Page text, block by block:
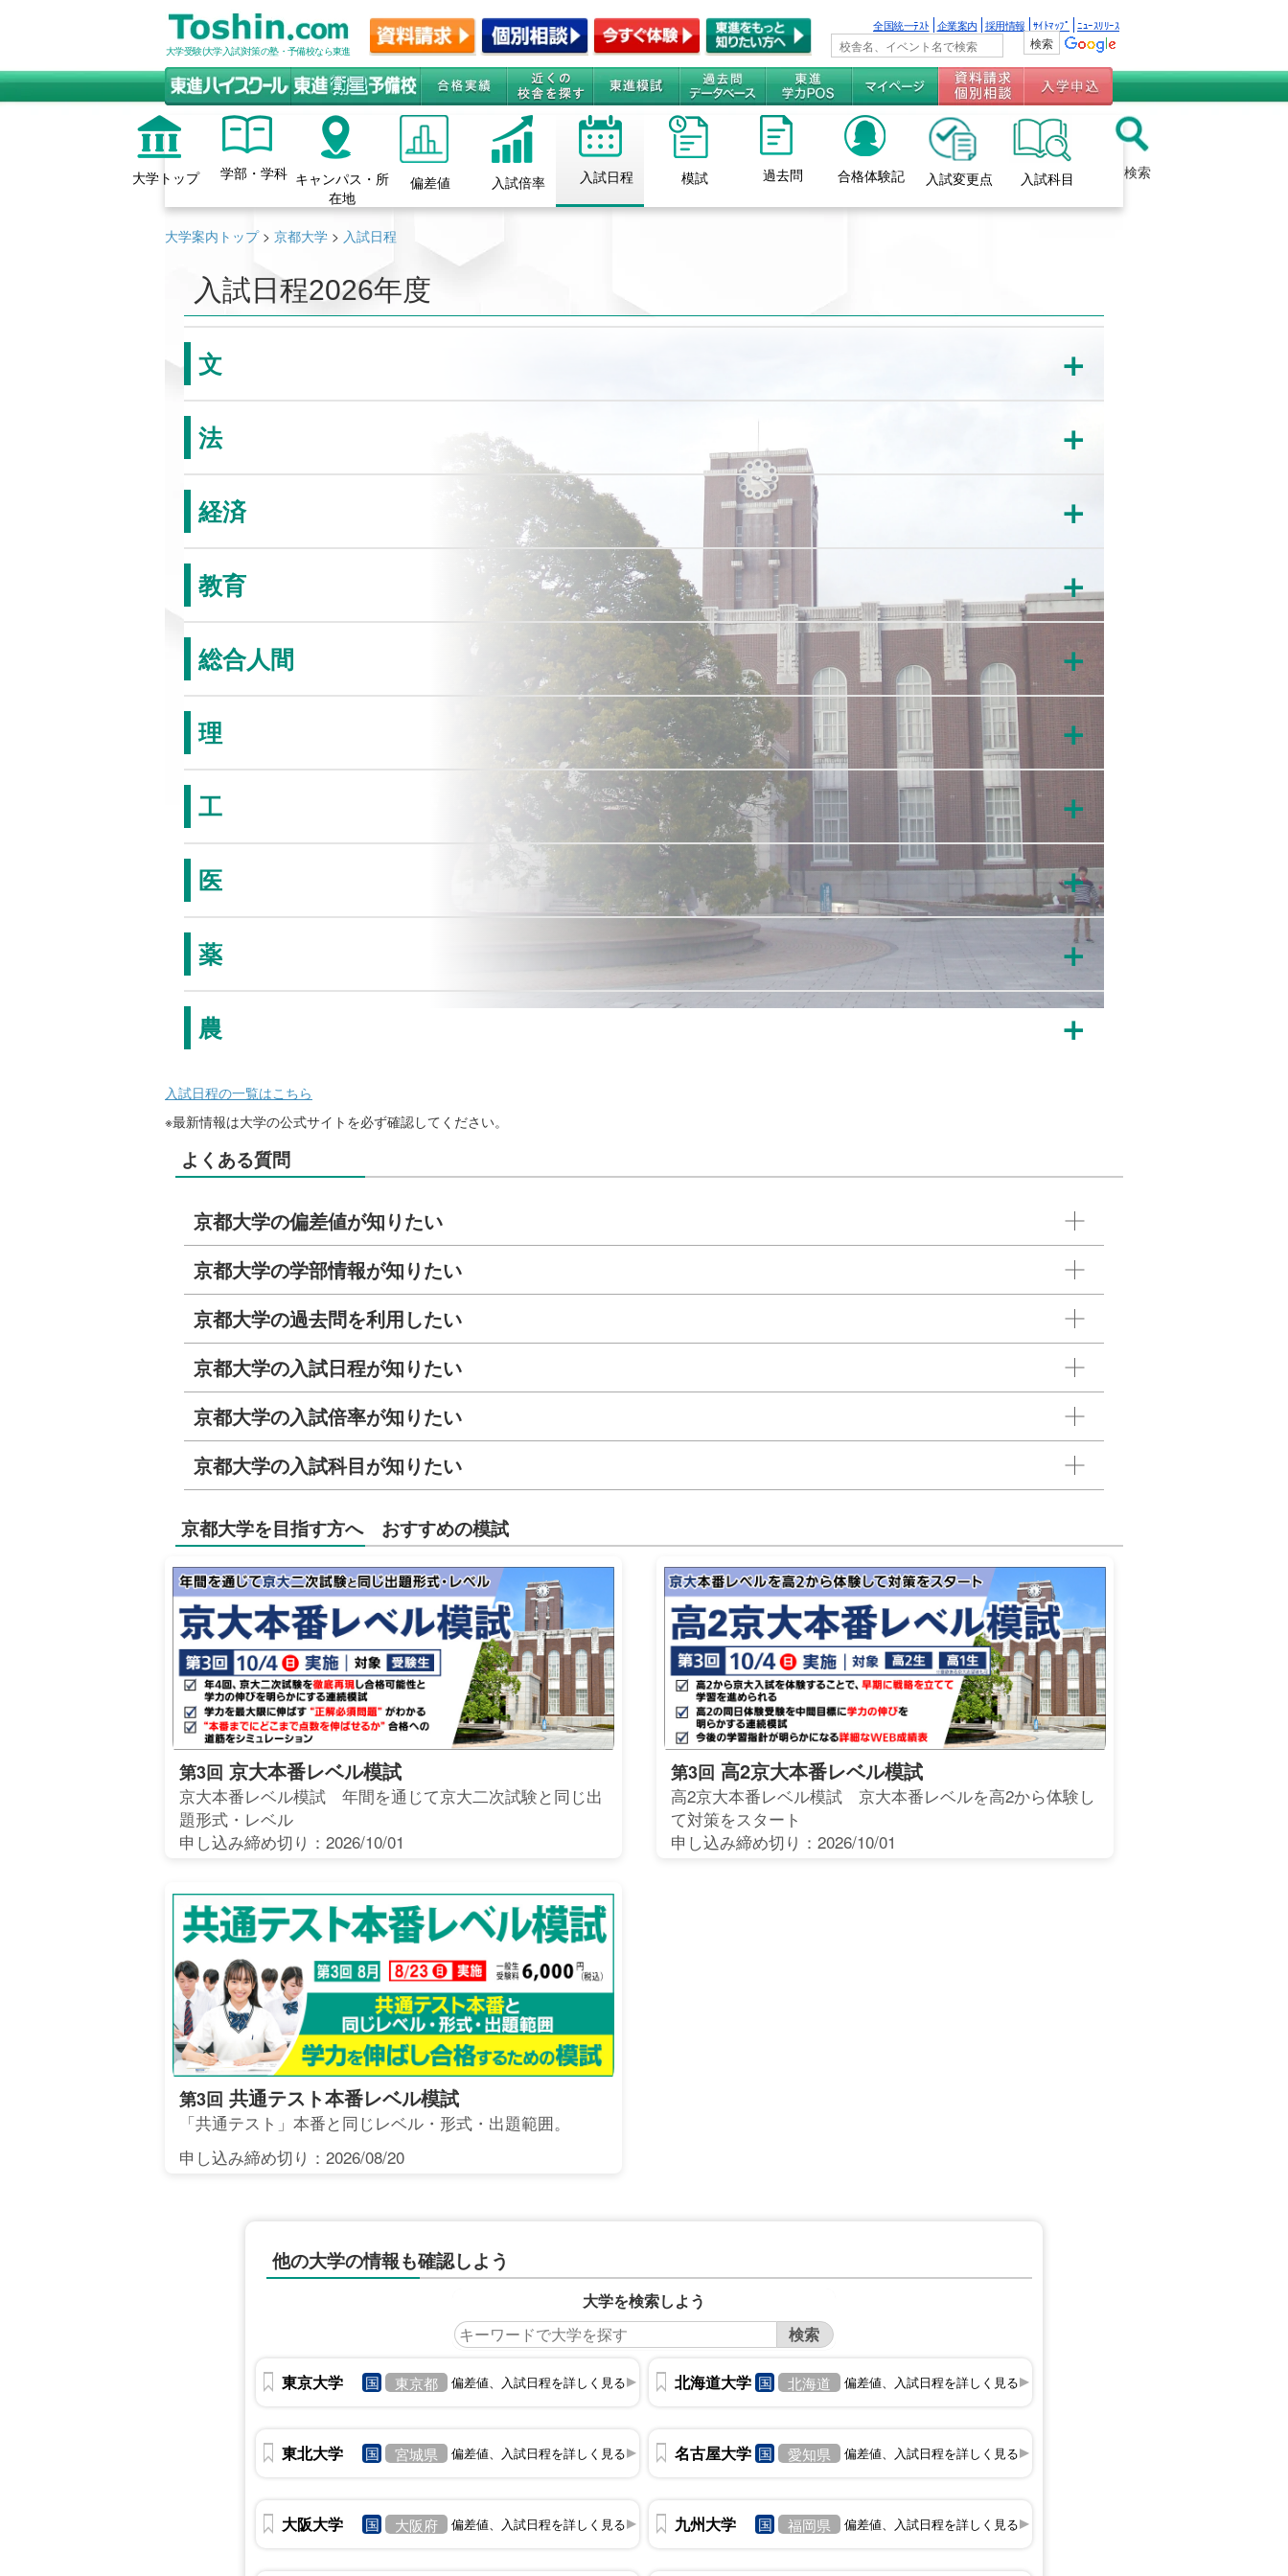
大学受験(大学入試)対策の塾・予備校なら東進
全国統一ﾃｽﾄ 企業案内 採用情報 ｻｲﾄﾏｯﾌﾟ ﾆｭｰｽﾘﾘｰｽ
大学トップ 学部・学科 キャンパス・所
在地
偏差値 入試倍率 入試日程 模試 過去問 合格体験記 入試変更点 入試科目 検索
大学案内トップ> 京都大学 > 入試日程
入試日程2026年度
文 ＋
法 ＋
経済 ＋
教育 ＋
総合人間 ＋
理 ＋
工 ＋
医 ＋
薬 ＋
農 ＋
入試日程の一覧はこちら
※最新情報は大学の公式サイトを必ず確認してください。
よくある質問
京都大学の偏差値が知りたい
京都大学の学部情報が知りたい
京都大学の過去問を利用したい
京都大学の入試日程が知りたい
京都大学の入試倍率が知りたい
京都大学の入試科目が知りたい
京都大学を目指す方へ おすすめの模試
第3回 京大本番レベル模試
京大本番レベル模試 年間を通じて京大二次試験と同じ出
題形式・レベル
申し込み締め切り：2026/10/01
第3回 高2京大本番レベル模試
高2京大本番レベル模試 京大本番レベルを高2から体験し
て対策をスタート
申し込み締め切り：2026/10/01
第3回 共通テスト本番レベル模試
「共通テスト」本番と同じレベル・形式・出題範囲。
申し込み締め切り：2026/08/20
他の大学の情報も確認しよう
大学を検索しよう
東京大学 国 東京都 偏差値、入試日程を詳しく見る 北海道大学 国 北海道 偏差値、入試日程を詳しく見る
東北大学 国 宮城県 偏差値、入試日程を詳しく見る 名古屋大学 国 愛知県 偏差値、入試日程を詳しく見る
大阪大学 国 大阪府 偏差値、入試日程を詳しく見る 九州大学 国 福岡県 偏差値、入試日程を詳しく見る